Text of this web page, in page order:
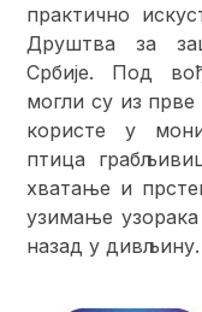
практично
Друштва за
Србије. Под
могли су из
користе у
птица
хватање и
узимање
назад у дивљину.